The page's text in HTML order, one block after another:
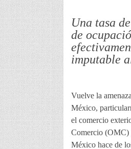
Una tasa
de
imputable
Vuelve la
México,
el comercio
Comercio (OMC)
México hace de